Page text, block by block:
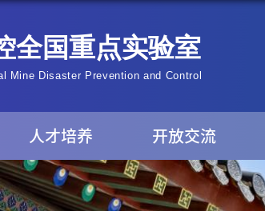
人才培养 开放交流